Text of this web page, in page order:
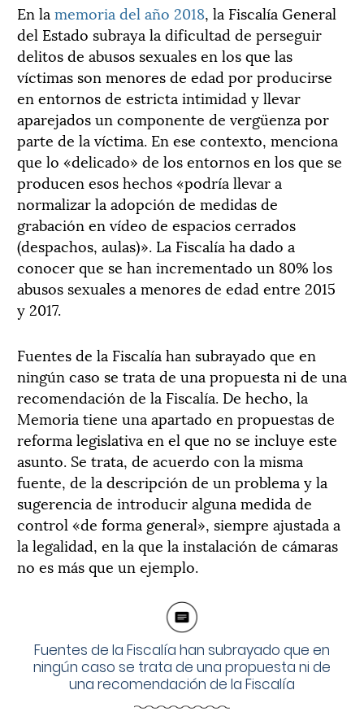
En la memoria del año 2018, la Fiscalía General
del Estado subraya la dificultad de perseguir
delitos de abusos sexuales en los que las
víctimas son menores de edad por producirse
en entornos de estricta intimidad y llevar
aparejados un componente de vergüenza por
parte de la víctima. En ese contexto, menciona
que lo «delicado» de los entornos en los que se
producen esos hechos «podría llevar a
normalizar la adopción de medidas de
grabación en vídeo de espacios cerrados
(despachos, aulas)». La Fiscalía ha dado a
conocer que se han incrementado un 80% los
abusos sexuales a menores de edad entre 2015
y 2017.
Fuentes de la Fiscalía han subrayado que en
ningún caso se trata de una propuesta ni de una
recomendación de la Fiscalía. De hecho, la
Memoria tiene una apartado en propuestas de
reforma legislativa en el que no se incluye este
asunto. Se trata, de acuerdo con la misma
fuente, de la descripción de un problema y la
sugerencia de introducir alguna medida de
control «de forma general», siempre ajustada a
la legalidad, en la que la instalación de cámaras
no es más que un ejemplo.
Fuentes de la Fiscalía han subrayado que en
ningún caso se trata de una propuesta ni de
una recomendación de la Fiscalía